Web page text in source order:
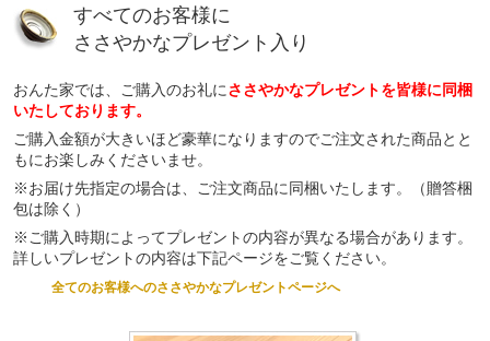
すべてのお客様に
ささやかなプレゼント入り
おんた家では、ご購入のお礼にささやかなプレゼントを皆様に同梱
いたしております。
ご購入金額が大きいほど豪華になりますのでご注文された商品とと
もにお楽しみくださいませ。
※お届け先指定の場合は、ご注文商品に同梱いたします。（贈答梱
包は除く）
※ご購入時期によってプレゼントの内容が異なる場合があります。
詳しいプレゼントの内容は下記ページをご覧ください。
全てのお客様へのささやかなプレゼントページへ